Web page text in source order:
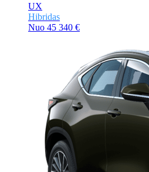
UX
Hibridas
Nuo 45 340 €